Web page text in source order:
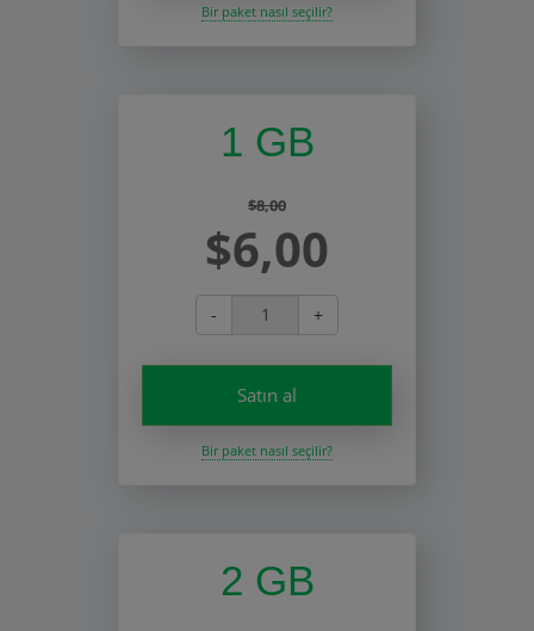
Bir paket nasıl seçilir?
1 GB
$8,00
$6,00
- +
Satın al
Bir paket nasıl seçilir?
2 GB